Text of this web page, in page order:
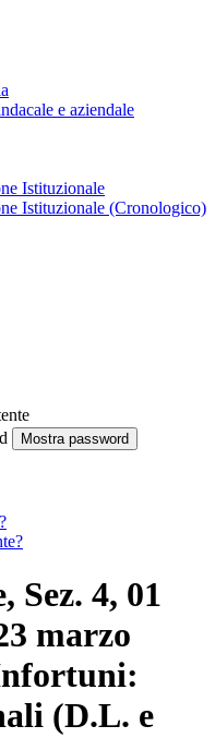
e aziendale
Istituzionale
Istituzionale (Cronologico)
Mostra password
Sez. 4, 01
marzo
(D.L. e